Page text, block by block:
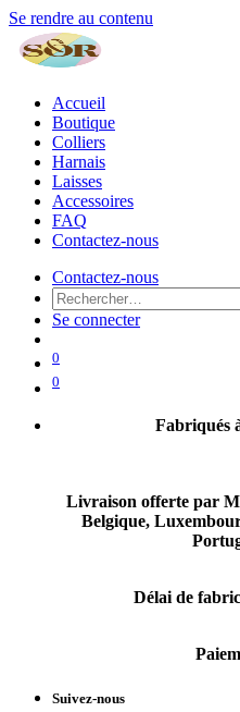
Se rendre au contenu
Accueil
Boutique
Colliers
Harnais
Laisses
Accessoires
FAQ
Contactez-nous
Contactez-nous
Se connecter
0
0
Fabriqués
Livraison offerte par
Belgique,
Délai de
Suivez-nous